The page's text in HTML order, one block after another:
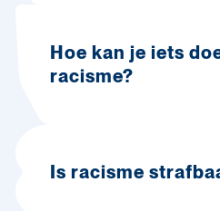
Hoe kan je iets
racisme?
Is racisme